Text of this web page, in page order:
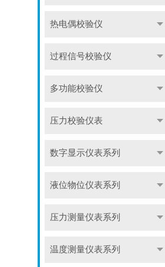
热电偶校验仪
过程信号校验仪
多功能校验仪
压力校验仪表
数字显示仪表系列
液位物位仪表系列
压力测量仪表系列
温度测量仪表系列